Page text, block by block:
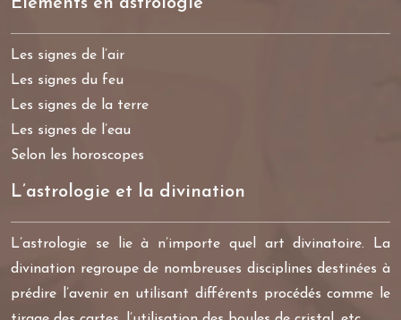
Eléments en astrologie
Les signes de l’air
Les signes du feu
Les signes de la terre
Les signes de l’eau
Selon les horoscopes
L’astrologie et la divination
L’astrologie se lie à n’importe quel art divinatoire. La
divination regroupe de nombreuses disciplines destinées à
prédire l’avenir en utilisant différents procédés comme le